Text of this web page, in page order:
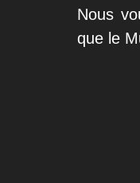
Nous
que le